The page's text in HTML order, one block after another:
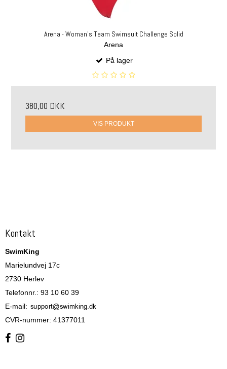
Arena - Woman's Team Swimsuit Challenge Solid
Arena
På lager
380,00 DKK
VIS PRODUKT
Kontakt
SwimKing
Marielundvej 17c
2730 Herlev
Telefonnr.: 93 10 60 39
E-mail:
CVR-nummer: 41377011